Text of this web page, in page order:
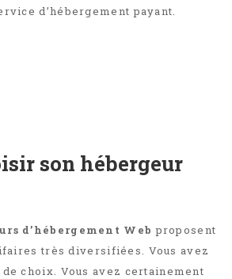
d’hébergement payant.
son hébergeur
d’hébergement Web proposent
très diversifiées. Vous avez
choix. Vous avez certainement